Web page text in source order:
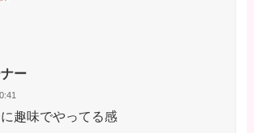
ー
趣味でやってる感